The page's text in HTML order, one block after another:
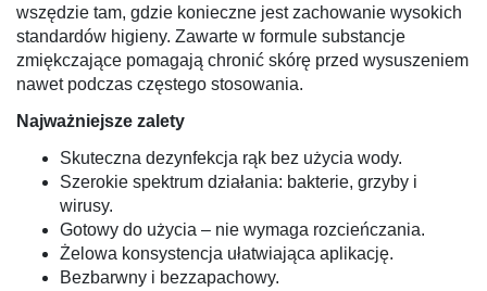
wszędzie tam, gdzie konieczne jest zachowanie wysokich
standardów higieny. Zawarte w formule substancje
zmiękczające pomagają chronić skórę przed wysuszeniem
nawet podczas częstego stosowania.
Najważniejsze zalety
Skuteczna dezynfekcja rąk bez użycia wody.
Szerokie spektrum działania: bakterie, grzyby i
wirusy.
Gotowy do użycia – nie wymaga rozcieńczania.
Żelowa konsystencja ułatwiająca aplikację.
Bezbarwny i bezzapachowy.